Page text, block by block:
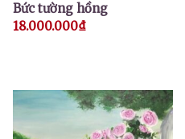
Bức tường hồng
18.000.000₫